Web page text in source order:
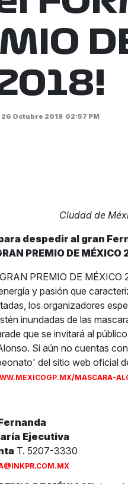
26 Octubre 2018 02:57 PM
Ciudad de
despedir al gran
PREMIO DE MÉXICO
PREMIO DE MÉXICO
y pasión que
los organizadores
inundadas de las
que se invitará al
Si aún no cuentas
del sitio web oficial
MASCARA-
Ejecutiva
T. 5207-3330
.MX